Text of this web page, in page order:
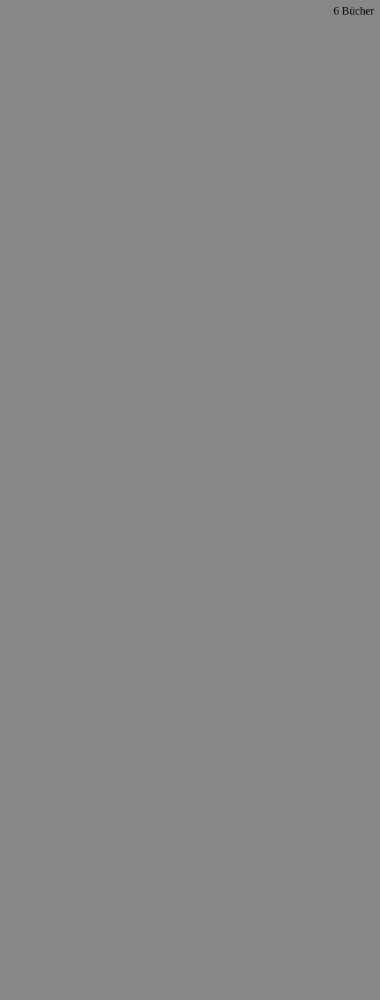
6 Bücher